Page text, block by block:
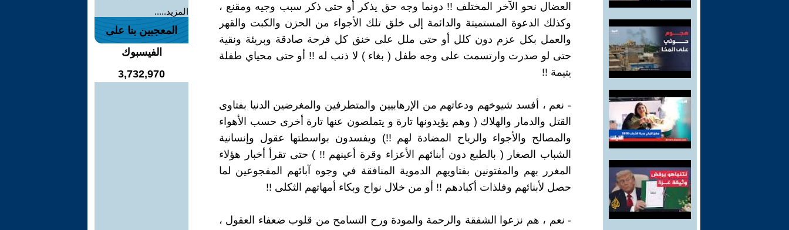
العضال نحو الآخر المختلف !! دونما وجه حق يذكر أو حتى ذكر سبب وجيه ومقنع ،
وكذلك الدعوة المستميتة والدائمة إلى خلق تلك الأجواء من الحزن والكبت والقهر
والعمل بكل عزم دون كلل أو حتى ملل على خنق كل فرحة صادقة وبريئة ونقية
حتى لو صدرت وارتسمت على وجه طفل ( بغاء ) لا ذنب له !! أو حتى محياي طفلة
يتيمة !!
- نعم ، أفسد شيوخهم ودعاتهم من الإرهابيين والمتطرفين والمغرضين الدنيا بفتاوى
القتل والدمار والهلاك ( وهم يؤيدونها تارة و يتملصون عنها تارة أخرى حسب الأهواء
والمصالح والأجواء والرياح المضادة لهم !!) ويفسدون بواسطتها عقول وإنسانية
الشباب الصغار ( بالطبع دون أبنائهم الأعزاء وقرة أعينهم !! ) حتى تقرأ أخبار هؤلاء
المغرر بهم والمفتونين بفتاويهم الدموية المنافقة في وجوه آبائهم المفجوعين لما
حصل لأبنائهم وفلذات أكبادهم !! أو من خلال نواح وبكاء أمهاتهم الثكلى !!
- نعم ، هم نزعوا الشفقة والرحمة والمودة ورح التسامح من قلوب ضعفاء العقول ،
المزيد.....
المعجبين بنا على
الفيسبوك
3,732,970